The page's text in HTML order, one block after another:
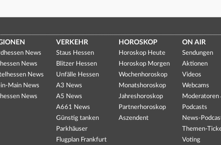
News
News
News
Main News
News
VERKEHR
Staus Hessen
Blitzer Hessen
Unfälle Hessen
A3 News
A5 News
A661 News
Günstig tanken
Parkhäuser
Flugplan Frankfurt
HOROSKOP
Horoskop Heute
Horoskop Morgen
Wochenhoroskop
Monatshoroskop
Jahreshoroskop
Partnerhoroskop
Aszendent
ON AIR
Sendungen
Aktionen
Videos
Webcams
Moderatoren
Podcasts
News-
Themen-
Voting